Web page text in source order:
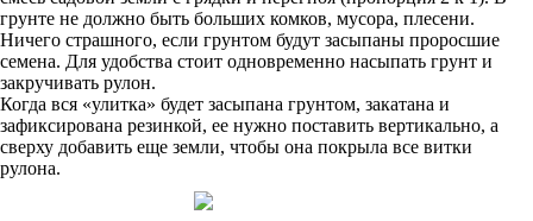
грунте не должно быть больших комков, мусора, плесени.
Ничего страшного, если грунтом будут засыпаны проросшие
семена. Для удобства стоит одновременно насыпать грунт и
закручивать рулон.
Когда вся «улитка» будет засыпана грунтом, закатана и
зафиксирована резинкой, ее нужно поставить вертикально, а
сверху добавить еще земли, чтобы она покрыла все витки
рулона.